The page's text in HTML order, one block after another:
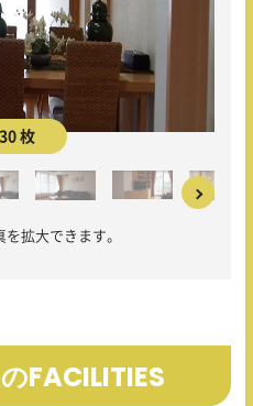
/ 30 枚
拡大できます。
FACILITIES